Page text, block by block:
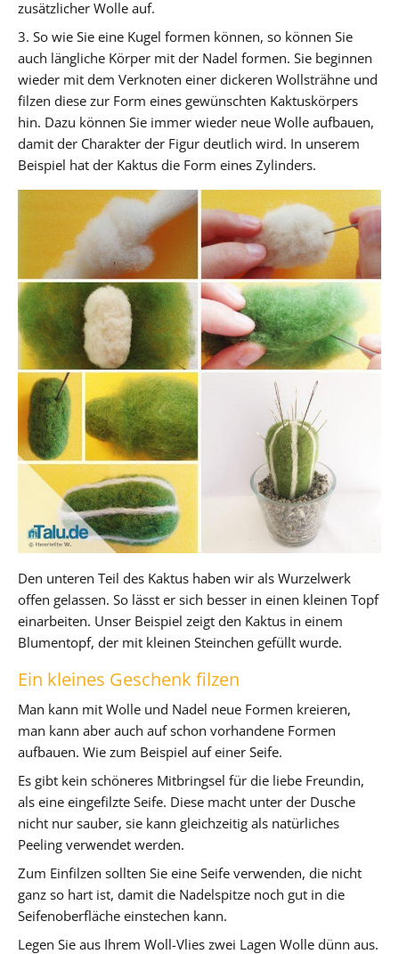
zusätzlicher Wolle auf.
3. So wie Sie eine Kugel formen können, so können Sie
auch längliche Körper mit der Nadel formen. Sie beginnen
wieder mit dem Verknoten einer dickeren Wollsträhne und
filzen diese zur Form eines gewünschten Kaktuskörpers
hin. Dazu können Sie immer wieder neue Wolle aufbauen,
damit der Charakter der Figur deutlich wird. In unserem
Beispiel hat der Kaktus die Form eines Zylinders.
Den unteren Teil des Kaktus haben wir als Wurzelwerk
offen gelassen. So lässt er sich besser in einen kleinen Topf
einarbeiten. Unser Beispiel zeigt den Kaktus in einem
Blumentopf, der mit kleinen Steinchen gefüllt wurde.
Ein kleines Geschenk filzen
Man kann mit Wolle und Nadel neue Formen kreieren,
man kann aber auch auf schon vorhandene Formen
aufbauen. Wie zum Beispiel auf einer Seife.
Es gibt kein schöneres Mitbringsel für die liebe Freundin,
als eine eingefilzte Seife. Diese macht unter der Dusche
nicht nur sauber, sie kann gleichzeitig als natürliches
Peeling verwendet werden.
Zum Einfilzen sollten Sie eine Seife verwenden, die nicht
ganz so hart ist, damit die Nadelspitze noch gut in die
Seifenoberfläche einstechen kann.
Legen Sie aus Ihrem Woll-Vlies zwei Lagen Wolle dünn aus.